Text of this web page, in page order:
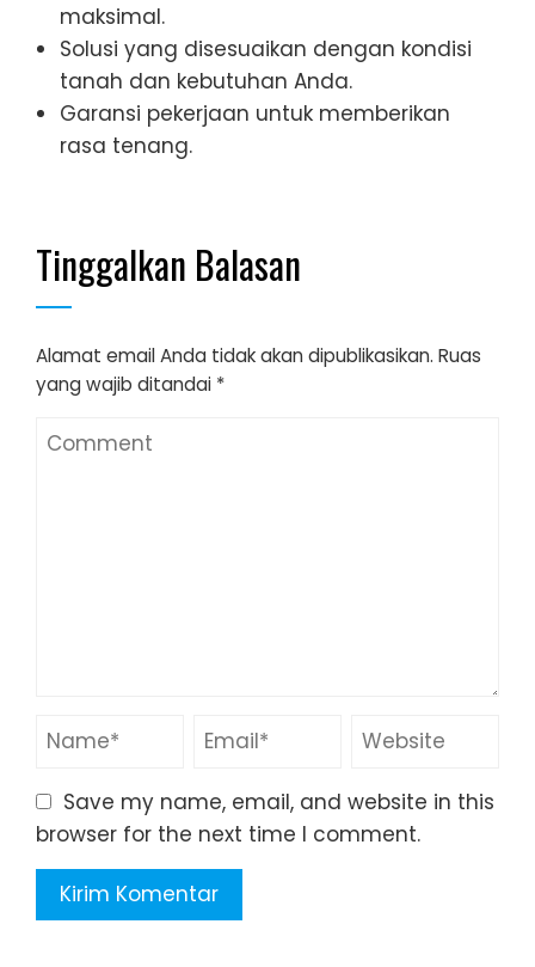
maksimal.
Solusi yang disesuaikan dengan kondisi
tanah dan kebutuhan Anda.
Garansi pekerjaan untuk memberikan
rasa tenang.
Tinggalkan Balasan
Alamat email Anda tidak akan dipublikasikan. Ruas
yang wajib ditandai *
Save my name, email, and website in this
browser for the next time I comment.